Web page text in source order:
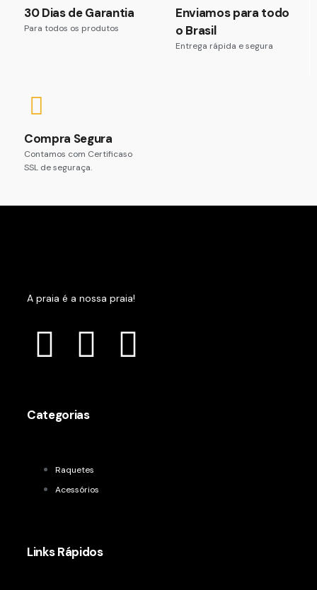
30 Dias de Garantia
Para todos os produtos
Enviamos para todo
o Brasil
Entrega rápida e segura
Compra Segura
Contamos com Certificaso
SSL de seguraça.
A praia é a nossa praia!
Categorias
Raquetes
Acessórios
Links Rápidos